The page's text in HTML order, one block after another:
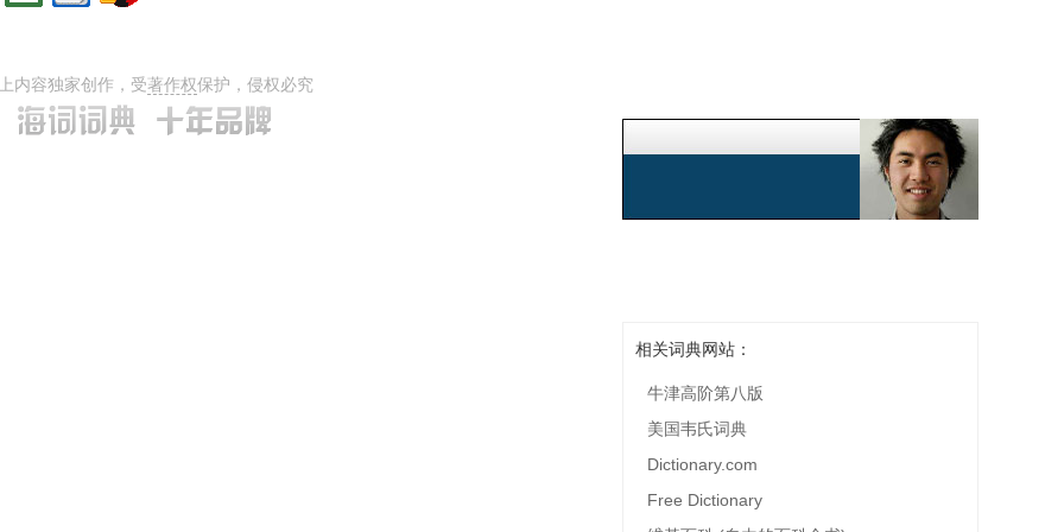
内容独家创作，受著作权保护，侵权必究
相关词典网站：
牛津高阶第八版
美国韦氏词典
Dictionary.com
Free Dictionary